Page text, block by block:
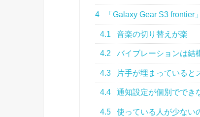
4 「Galaxy Gear S3 frontier
4.1 音楽の切り替えが楽
4.2 バイブレーションは結
4.3 片手が埋まっていると
4.4 通知設定が個別ででき
4.5 使っている人が少ない